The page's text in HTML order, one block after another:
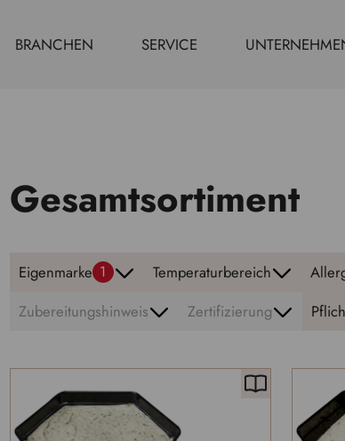
BRANCHEN SERVICE
Gesamtsortiment
Eigenmarke 1 Temperaturbereich
Zubereitungshinweis
Zertifizierung